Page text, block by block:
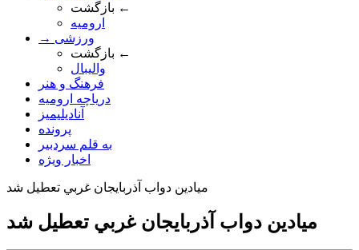
بازگشت ←
ارومیه
→ ورزشی
بازگشت ←
والیبال
فرهنگ و هنر
دریاچه ارومیه
آنادیلیمیز
پرونده
به قلم سردبیر
اخبار ویژه
ميادين دواب آذربايجان غربي تعطيل شد
ميادين دواب آذربايجان غربي تعطيل شد